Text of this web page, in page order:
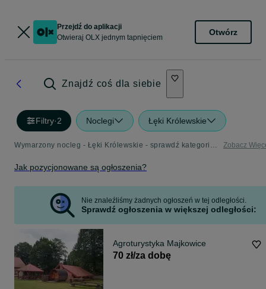
Przejdź do aplikacji
Otwieraj OLX jednym tapnięciem
Otwórz
Znajdź coś dla siebie
Filtry·2 Noclegi Łęki Królewskie
Wymarzony nocleg - Łęki Królewskie - sprawdź kategorię Noclegi Zobacz
Jak pozycjonowane są ogłoszenia?
Nie znaleźliśmy żadnych ogłoszeń w tej odległości.
Sprawdź ogłoszenia w większej odległości:
Agroturystyka Majkowice
70 zł/za dobę